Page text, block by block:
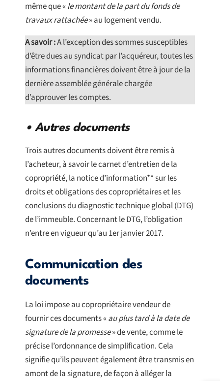
même que «le montant de la part du fonds de
travaux rattachée» au logement vendu.
A savoir :A l’exception des sommes susceptibles
d’être dues au syndicat par l’acquéreur, toutes les
informations financières doivent être à jour de la
dernière assemblée générale chargée
d’approuver les comptes.
• Autres documents
Trois autres documents doivent être remis à
l’acheteur, à savoir le carnet d’entretien de la
copropriété, la notice d’information** sur les
droits et obligations des copropriétaires et les
conclusions du diagnostic technique global (DTG)
de l’immeuble. Concernant le DTG, l’obligation
n’entre en vigueur qu’au 1er janvier 2017.
Communication des
documents
La loi impose au copropriétaire vendeur de
fournir ces documents «au plus tard à la date de
signature de la promesse» de vente, comme le
précise l’ordonnance de simplification. Cela
signifie qu’ils peuvent également être transmis en
amont de la signature, de façon à alléger la